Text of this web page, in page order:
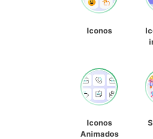
Iconos
Iconos
Animados